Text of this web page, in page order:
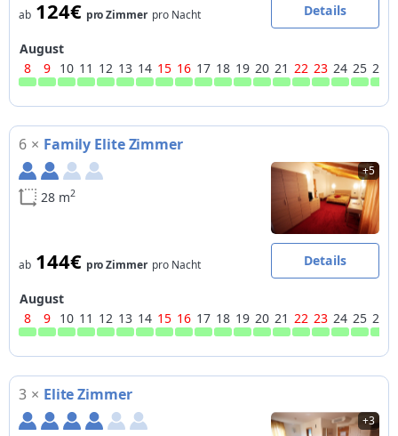
ab 124€ pro Zimmer pro Nacht Details
August
8
9 10 11 12 13 14 15 16 17 18 19 20 21 22 23 24 25 26
6 × Family Elite Zimmer
28 m2
+5
ab 144€ pro Zimmer pro Nacht Details
August
8
9 10 11 12 13 14 15 16 17 18 19 20 21 22 23 24 25 26
3 × Elite Zimmer
+3